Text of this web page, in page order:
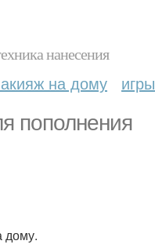
нанесения
на дому игры
пополнения
дому.